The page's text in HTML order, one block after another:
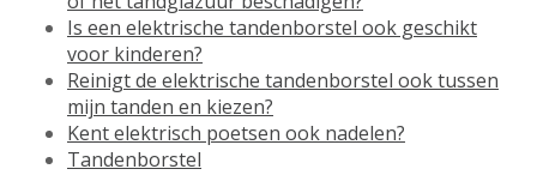
Is een elektrische tandenborstel ook geschikt
voor kinderen?
Reinigt de elektrische tandenborstel ook tussen
mijn tanden en kiezen?
Kent elektrisch poetsen ook nadelen?
Tandenborstel